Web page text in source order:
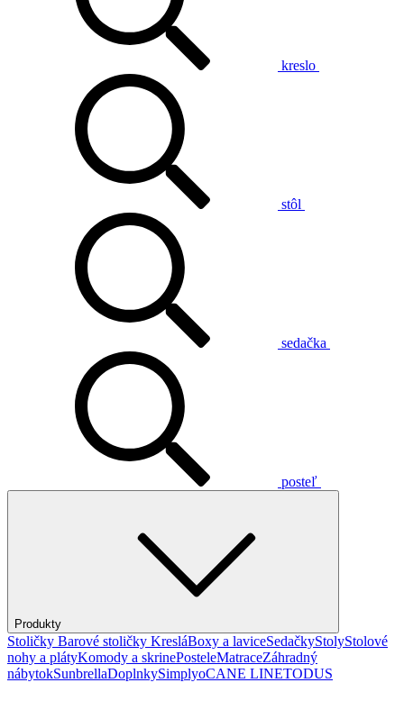
kreslo
stôl
sedačka
posteľ
Produkty
Stoličky Barové stoličky KresláBoxy a laviceSedačkyStolyStolové
nohy a plátyKomody a skrinePosteleMatraceZáhradný
nábytokSunbrellaDoplnkySimplyoCANE LINETODUS